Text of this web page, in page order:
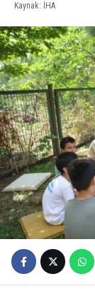
Kaynak: İHA